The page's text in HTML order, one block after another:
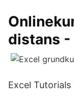
distans -
Excel